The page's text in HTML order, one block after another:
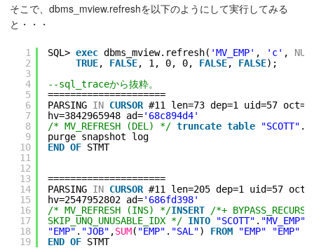
そこで、dbms_mview.refreshを以下のようにして実行してみる
と・・・
1
2
3
4
5
6
7
8
9
10
11
12
13
14
15
16
17
18
19
SQL> exec dbms_mview.refresh( 'MV_EMP' , 'c' ,
TRUE, FALSE, 1, 0, 0, FALSE, FALSE);
--sql_traceから抜粋。
=====================
PARSING IN CURSOR #11 len=73 dep=1 uid=57
hv=3842965948 ad='68c894d4'
/* MV_REFRESH (DEL) */ truncate table "SCOTT" .
purge snapshot log
END OF STMT
=====================
PARSING IN CURSOR #11 len=205 dep=1 uid=57
hv=2547952802 ad='686fd398'
/* MV_REFRESH (INS) */INSERT
/*+
SKIP_UNQ_UNUSABLE_IDX */ INTO "SCOTT" . "MV_EMP"
"EMP" . "JOB" ,SUM( "EMP" . "SAL") FROM "EMP" "EMP"
END OF STMT